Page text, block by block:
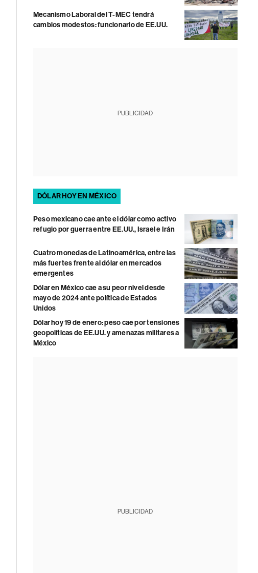
Mecanismo Laboral del T-MEC tendrá
cambios modestos: funcionario de EE.UU.
PUBLICIDAD
DÓLAR HOY EN MÉXICO
Peso mexicano cae ante el dólar como activo
refugio por guerra entre EE.UU., Israel e Irán
Cuatro monedas de Latinoamérica, entre las
más fuertes frente al dólar en mercados
emergentes
Dólar en México cae a su peor nivel desde
mayo de 2024 ante política de Estados
Unidos
Dólar hoy 19 de enero: peso cae por tensiones
geopolíticas de EE.UU. y amenazas militares a
México
PUBLICIDAD